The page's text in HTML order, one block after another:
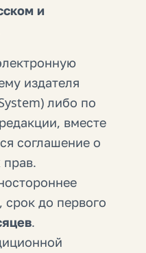
и
издателя
либо по
вместе
соглашение о
прав.
до первого
.